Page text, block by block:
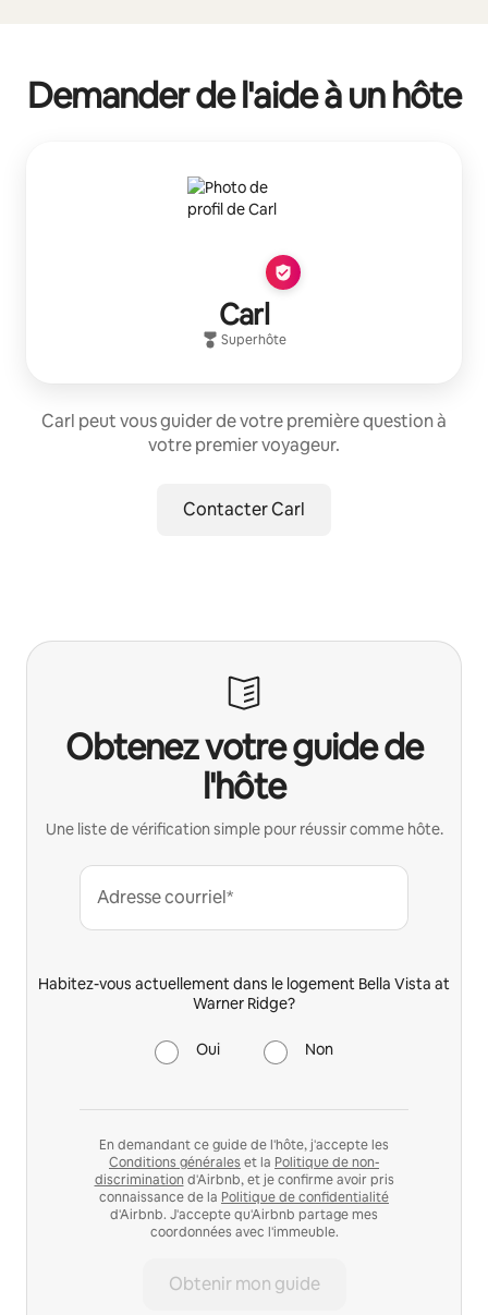
Demander de l'aide à un hôte
Carl
Superhôte
Carl peut vous guider de votre première question à
votre premier voyageur.
Contacter Carl
Obtenez votre guide de
l'hôte
Une liste de vérification simple pour réussir comme hôte.
Adresse courriel*
Habitez-vous actuellement dans le logement Bella Vista at
Warner Ridge?
Oui Non
En demandant ce guide de l'hôte, j'accepte les
Conditions générales et la Politique de non-
discrimination d'Airbnb, et je confirme avoir pris
connaissance de la Politique de confidentialité
d'Airbnb. J'accepte qu'Airbnb partage mes
coordonnées avec l'immeuble.
Obtenir mon guide